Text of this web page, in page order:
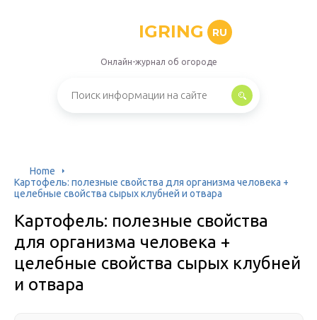
IGRING RU
Онлайн-журнал об огороде
Home
Картофель: полезные свойства для организма человека +
целебные свойства сырых клубней и отвара
Картофель: полезные свойства
для организма человека +
целебные свойства сырых клубней
и отвара